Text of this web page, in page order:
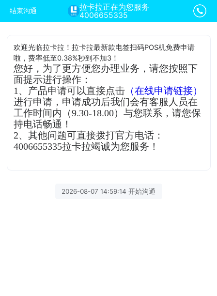
结束沟通
拉卡拉正在为您服务
4006655335
欢迎光临拉卡拉！拉卡拉最新款电签扫码POS机免费申请
啦，费率低至0.38%秒到不加3！
您好，为了更方便您办理业务，请您按照下
面提示进行操作：
1、产品申请可以直接点击 （在线申请链接）
进行申请，申请成功后我们会有客服人员在
工作时间内（9.30-18.00）与您联系，请您保
持电话畅通！
2、其他问题可直接拨打官方电话：
4006655335拉卡拉竭诚为您服务！
2026-08-07 14:59:14 开始沟通